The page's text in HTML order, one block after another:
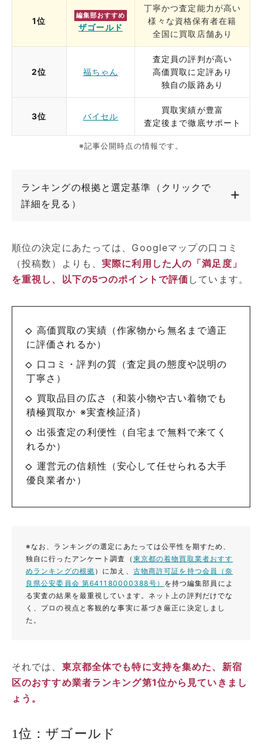
1位
編集部おすすめ
ザゴールド
丁寧かつ査定能力が高い
様々な資格保有者在籍
全国に買取店舗あり
2位 福ちゃん
査定員の評判が高い
高価買取に定評あり
独自の販路あり
3位 バイセル
買取実績が豊富
査定後まで徹底サポート
※記事公開時点の情報です。
ランキングの根拠と選定基準（クリックで
詳細を見る）
順位の決定にあたっては、Googleマップの口コミ
（投稿数）よりも、実際に利用した人の「満足度」
を重視し、以下の5つのポイントで評価 しています。
高価買取の実績（作家物から無名まで適正
に評価されるか）
口コミ・評判の質（査定員の態度や説明の
丁寧さ）
買取品目の広さ（和装小物や古い着物でも
積極買取か ※実査検証済）
出張査定の利便性（自宅まで無料で来てく
れるか）
運営元の信頼性（安心して任せられる大手
優良業者か）
※なお、ランキングの選定にあたっては公平性を期すため、
独自に行ったアンケート調査（ 東京都の着物買取業者おすす
めランキングの根拠 ）に加え、 古物商許可証を持つ会員（奈
良県公安委員会 第641180000388号） を持つ編集部員によ
る実査の結果を最重視しています。ネット上の評判だけでな
く、プロの視点と客観的な事実に基づき厳正に決定しまし
た。
それでは、 東京都全体でも特に支持を集めた、新宿
区のおすすめ業者ランキング第1位から見ていきまし
ょう。
1位：ザゴールド